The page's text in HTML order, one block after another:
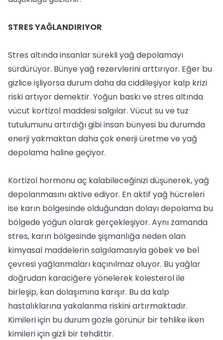
STRES YAĞLANDIRIYOR
Stres altında insanlar sürekli yağ depolamayı
sürdürüyor. Bünye yağ rezervlerini arttırıyor. Eğer bu
gizlice işliyorsa durum daha da ciddileşiyor kalp krizi
riski artıyor demektir. Yoğun baskı ve stres altında
vücut kortizol maddesi salgılar. Vücut su ve tuz
tutulumunu artırdığı gibi insan bünyesi bu durumda
enerji yakmaktan daha çok enerji üretme ve yağ
depolama haline geçiyor.
Kortizol hormonu aç kalabileceğinizi düşünerek, yağ
depolanmasını aktive ediyor. En aktif yağ hücreleri
ise karın bölgesinde olduğundan dolayı depolama bu
bölgede yoğun olarak gerçekleşiyor. Aynı zamanda
stres, karın bölgesinde şişmanlığa neden olan
kimyasal maddelerin salgılamasıyla göbek ve bel
çevresi yağlanmaları kaçınılmaz oluyor. Bu yağlar
doğrudan karaciğere yönelerek kolesterol ile
birleşip, kan dolaşımına karışır. Bu da kalp
hastalıklarına yakalanma riskini artırmaktadır.
Kimileri için bu durum gözle görünür bir tehlike iken
kimileri için gizli bir tehdittir.